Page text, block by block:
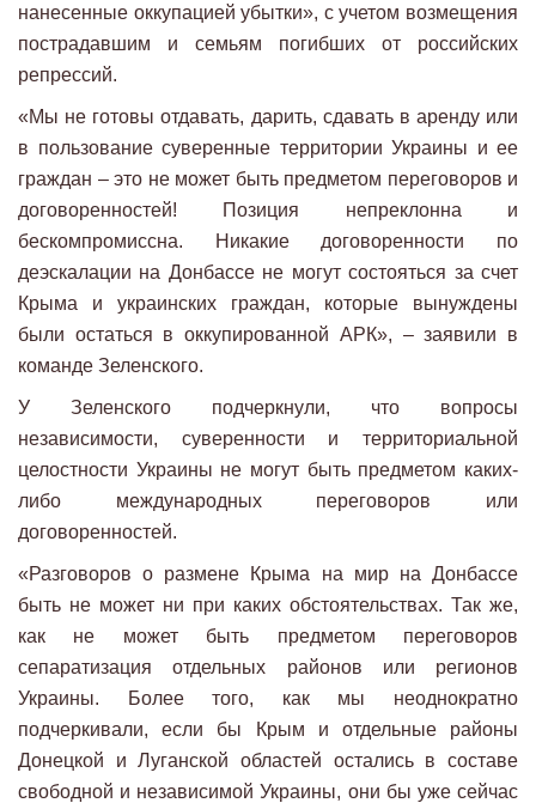
нанесенные оккупацией убытки», с учетом возмещения
пострадавшим и семьям погибших от российских
репрессий.
«Мы не готовы отдавать, дарить, сдавать в аренду или
в пользование суверенные территории Украины и ее
граждан – это не может быть предметом переговоров и
договоренностей! Позиция непреклонна и
бескомпромиссна. Никакие договоренности по
деэскалации на Донбассе не могут состояться за счет
Крыма и украинских граждан, которые вынуждены
были остаться в оккупированной АРК», – заявили в
команде Зеленского.
У Зеленского подчеркнули, что вопросы
независимости, суверенности и территориальной
целостности Украины не могут быть предметом каких-
либо международных переговоров или
договоренностей.
«Разговоров о размене Крыма на мир на Донбассе
быть не может ни при каких обстоятельствах. Так же,
как не может быть предметом переговоров
сепаратизация отдельных районов или регионов
Украины. Более того, как мы неоднократно
подчеркивали, если бы Крым и отдельные районы
Донецкой и Луганской областей остались в составе
свободной и независимой Украины, они бы уже сейчас